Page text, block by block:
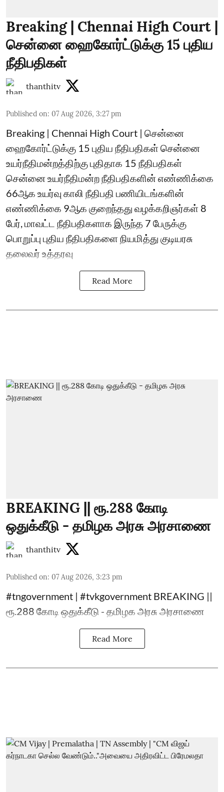
Breaking | Chennai High Court |
சென்னை ஹைகோர்ட்டுக்கு 15 புதிய
நீதிபதிகள்
thanthitv
Published on: 07 Aug 2026, 3:27 pm
Breaking | Chennai High Court | சென்னை
ஹைகோர்ட்டுக்கு 15 புதிய நீதிபதிகள் சென்னை
உயர்நீதிமன்றத்திற்கு புதிதாக 15 நீதிபதிகள்
சென்னை உயர்நீதிமன்ற நீதிபதிகளின் எண்ணிக்கை
66ஆக உயர்வு காலி நீதிபதி பணியிடங்களின்
எண்ணிக்கை 9ஆக குறைந்தது வழக்கறிஞர்கள் 8
பேர், மாவட்ட நீதிபதிகளாக இருந்த 7 பேருக்கு
பொறுப்பு புதிய நீதிபதிகளை நியமித்து குடியரசு
தலைவர் உத்தரவு
Read More
BREAKING || ரூ.288 கோடி
ஒதுக்கீடு - தமிழக அரசு அரசாணை
thanthitv
Published on: 07 Aug 2026, 3:23 pm
#tngovernment | #tvkgovernment BREAKING ||
ரூ.288 கோடி ஒதுக்கீடு - தமிழக அரசு அரசாணை
Read More